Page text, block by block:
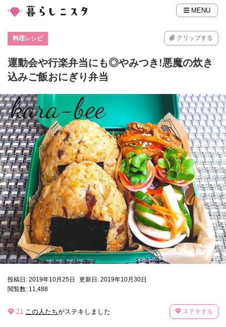
MENU
料理レシピ クリップする
運動会や行楽弁当にも◎やみつき!悪魔の炊き
込みご飯おにぎり弁当
投稿日: 2019年10月25日
更新日: 2019年10月30日
閲覧数: 11,488
21 この人たちがステキしました ステキする